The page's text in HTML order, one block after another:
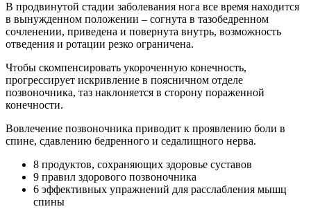
В продвинутой стадии заболевания нога все время находится
в вынужденном положении – согнута в тазобедренном
сочленении, приведена и повернута внутрь, возможность
отведения и ротации резко ограничена.
Чтобы скомпенсировать укороченную конечность,
прогрессирует искривление в поясничном отделе
позвоночника, таз наклоняется в сторону пораженной
конечности.
Вовлечение позвоночника приводит к проявлению боли в
спине, сдавлению бедренного и седалищного нерва.
8 продуктов, сохраняющих здоровье суставов
9 правил здорового позвоночника
6 эффективных упражнений для расслабления мышц
спины